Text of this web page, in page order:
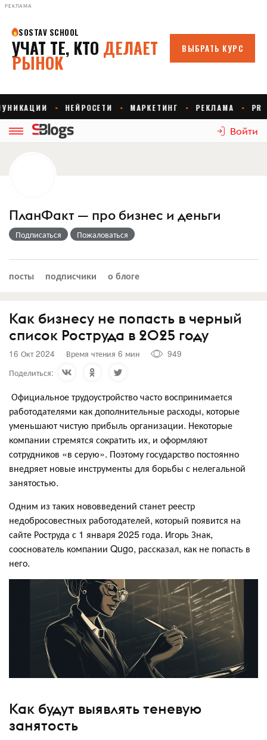
РЕКЛАМА
Войти
ПланФакт — про бизнес и деньги
Подписаться Пожаловаться
посты подписчики о блоге
Как бизнесу не попасть в черный
список Роструда в 2025 году
16 Окт 2024 Время чтения 6 мин
949
Поделиться:
Официальное трудоустройство часто воспринимается
работодателями как дополнительные расходы, которые
уменьшают чистую прибыль организации. Некоторые
компании стремятся сократить их, и оформляют
сотрудников «в серую». Поэтому государство постоянно
внедряет новые инструменты для борьбы с нелегальной
занятостью.
Одним из таких нововведений станет реестр
недобросовестных работодателей, который появится на
сайте Роструда с 1 января 2025 года. Игорь Знак,
сооснователь компании Qugo, рассказал, как не попасть в
него.
Как будут выявлять теневую
занятость